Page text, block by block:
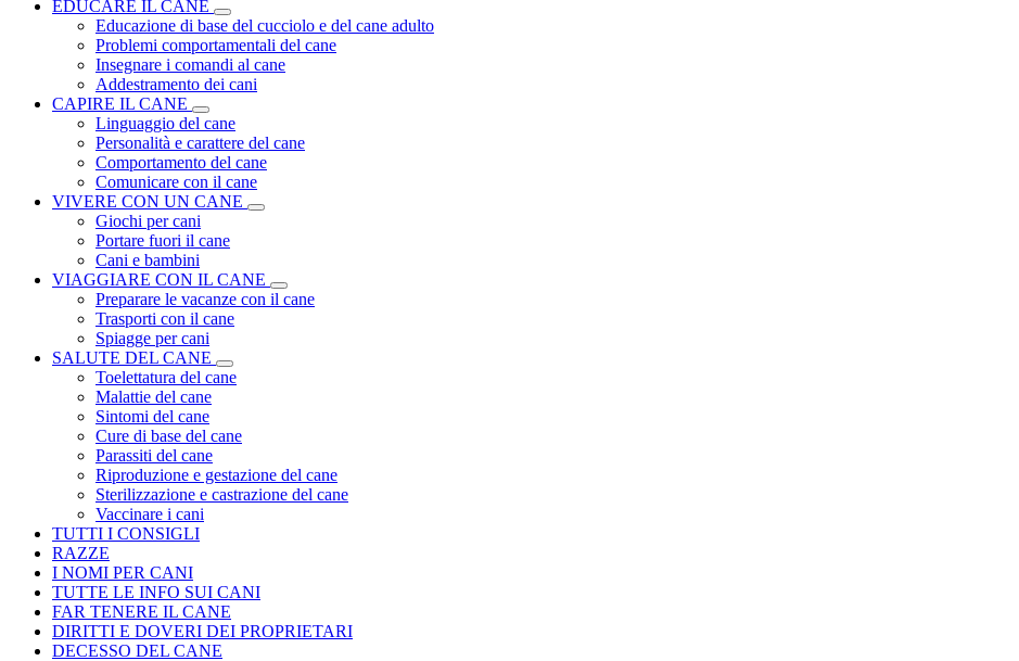
EDUCARE IL CANE
Educazione di base del cucciolo e del cane adulto
Problemi comportamentali del cane
Insegnare i comandi al cane
Addestramento dei cani
CAPIRE IL CANE
Linguaggio del cane
Personalità e carattere del cane
Comportamento del cane
Comunicare con il cane
VIVERE CON UN CANE
Giochi per cani
Portare fuori il cane
Cani e bambini
VIAGGIARE CON IL CANE
Preparare le vacanze con il cane
Trasporti con il cane
Spiagge per cani
SALUTE DEL CANE
Toelettatura del cane
Malattie del cane
Sintomi del cane
Cure di base del cane
Parassiti del cane
Riproduzione e gestazione del cane
Sterilizzazione e castrazione del cane
Vaccinare i cani
TUTTI I CONSIGLI
RAZZE
I NOMI PER CANI
TUTTE LE INFO SUI CANI
FAR TENERE IL CANE
DIRITTI E DOVERI DEI PROPRIETARI
DECESSO DEL CANE